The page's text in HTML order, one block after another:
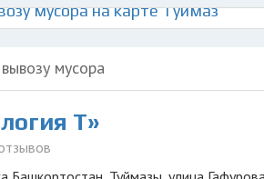
мусора на карте Туймаз
мусора
Т»